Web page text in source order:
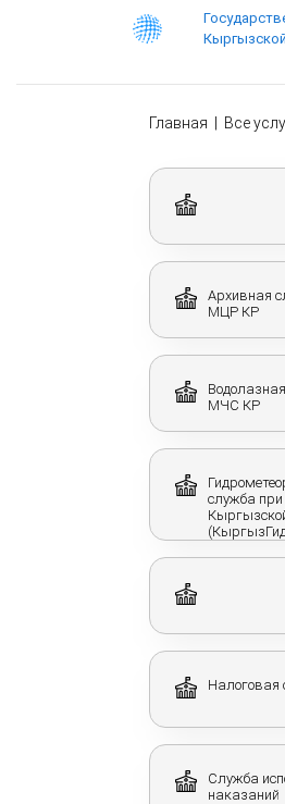
Главная Все
Архивная
МЦР КР
МЧС КР
служба
Налоговая
Служба
наказаний